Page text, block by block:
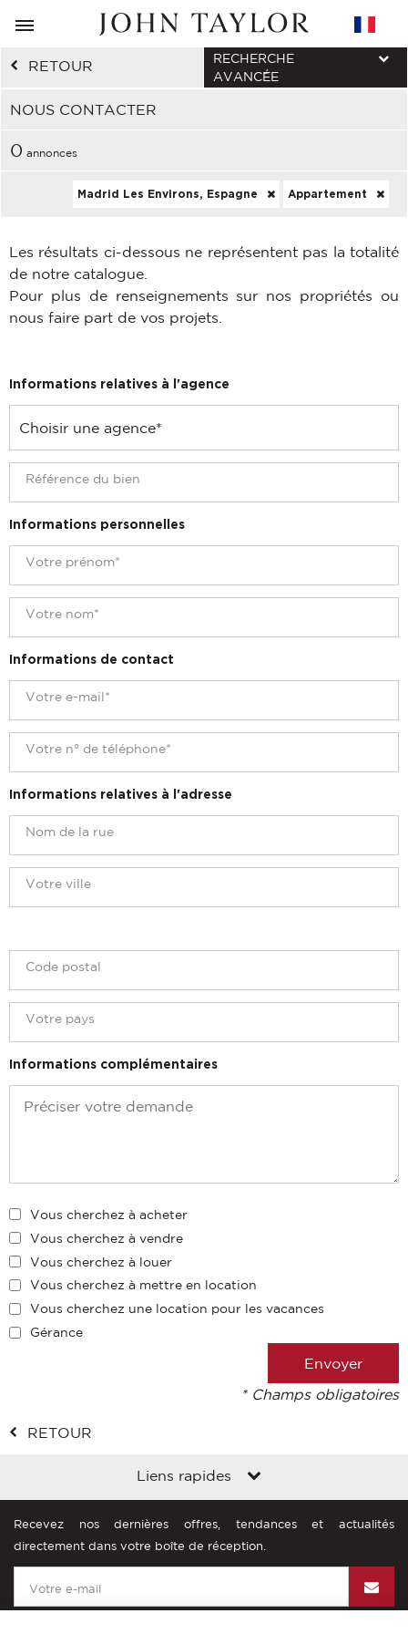
RETOUR
NOUS CONTACTER
RECHERCHE
AVANCÉE
0 annonces
Madrid Les Environs, Espagne Appartement
Les résultats ci-dessous ne représentent pas la totalité
de notre catalogue.
Pour plus de renseignements sur nos propriétés ou
nous faire part de vos projets.
Informations relatives à l'agence
Informations personnelles
Informations de contact
Informations relatives à l'adresse
Informations complémentaires
Vous cherchez à acheter
Vous cherchez à vendre
Vous cherchez à louer
Vous cherchez à mettre en location
Vous cherchez une location pour les vacances
Gérance
* Champs obligatoires
RETOUR
Liens rapides
Recevez nos dernières offres, tendances et actualités
directement dans votre boîte de réception.